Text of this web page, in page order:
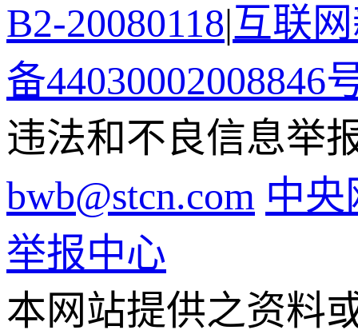
B2-20080118|互联
备44030002008846
违法和不良信息举
bwb@stcn.com 中
举报中心
本网站提供之资料